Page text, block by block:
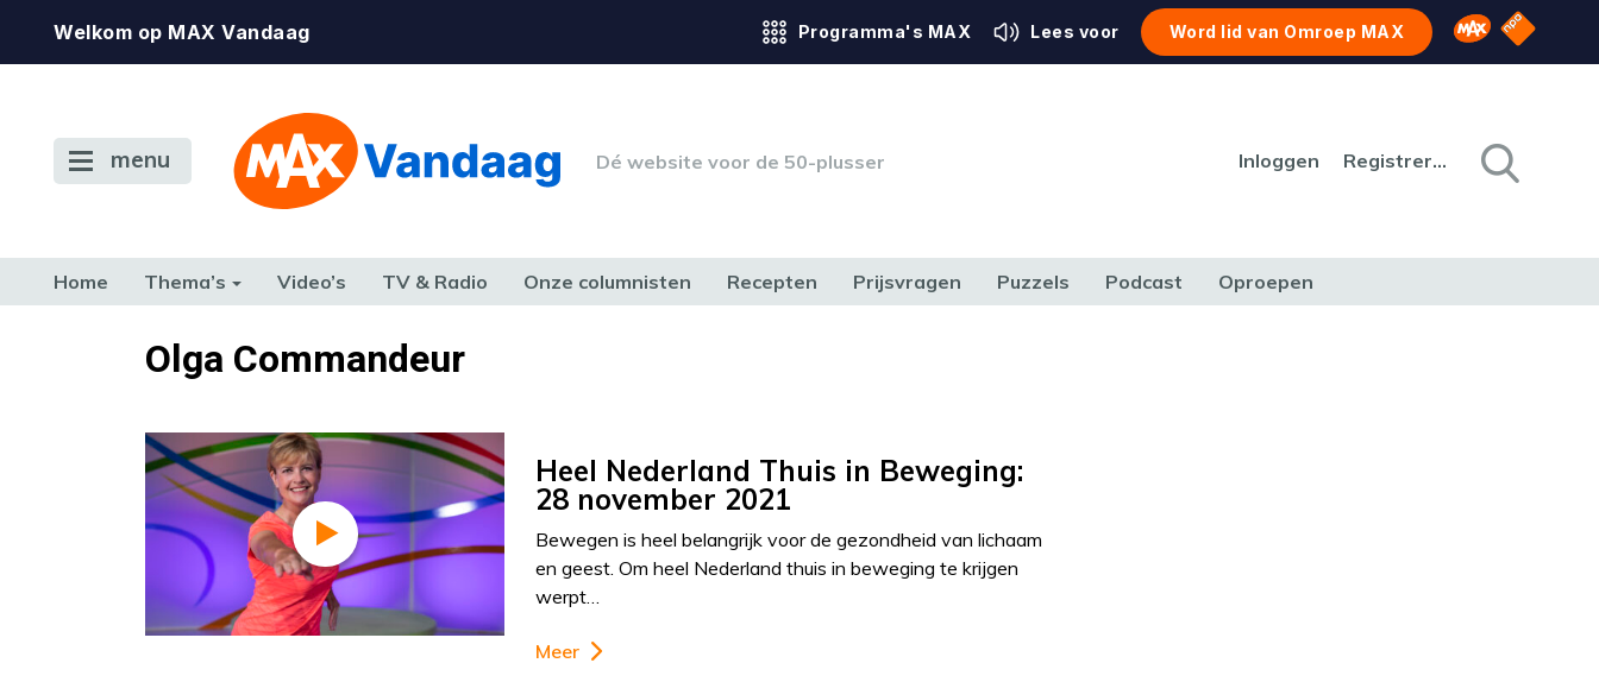
Welkom op MAX Vandaag Programma's MAX Lees voor Word lid van Omroep MAX Omroep MAX
NPO
menu Dé website voor de 50-plusser Inloggen Registreren
Home Thema’s Video’s TV & Radio Onze columnisten Recepten Prijsvragen Puzzels Podcast Oproepen
TERUG NAAR TOENOlga Commandeur
Heel Nederland Thuis in Beweging:
28 november 2021
Bewegen is heel belangrijk voor de gezondheid van lichaam
en geest. Om heel Nederland thuis in beweging te krijgen
werpt…
Meer